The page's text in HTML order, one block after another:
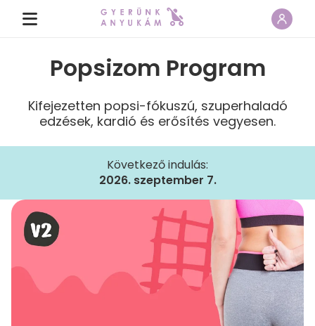
Popsizom Program
Kifejezetten popsi-fókuszú, szuperhaladó
edzések, kardió és erősítés vegyesen.
Következő indulás:
2026. szeptember 7.